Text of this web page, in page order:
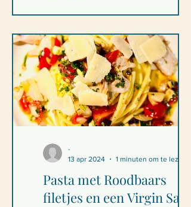
Pasta met Roodbaars
filetjes en een Virgin Saus
-
13 apr 2024
1 minuten om te lezen